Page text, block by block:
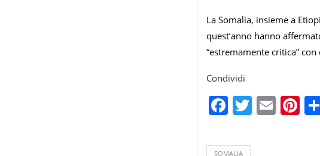
La Somalia, insieme a
quest’anno hanno
“estremamente critica”
Condividi
Facebook
Twitter
SOMALIA